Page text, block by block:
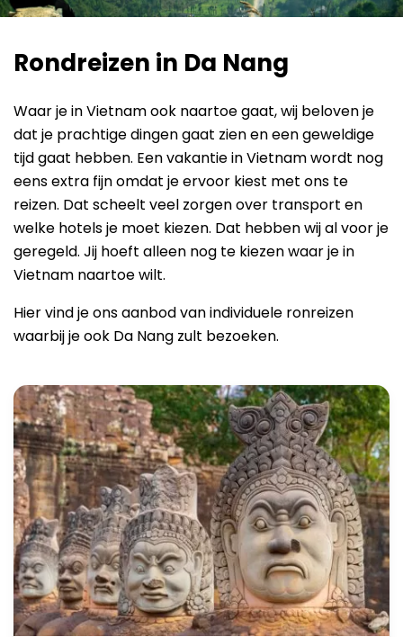
Rondreizen in Da Nang
Waar je in Vietnam ook naartoe gaat, wij beloven je
dat je prachtige dingen gaat zien en een geweldige
tijd gaat hebben. Een vakantie in Vietnam wordt nog
eens extra fijn omdat je ervoor kiest met ons te
reizen. Dat scheelt veel zorgen over transport en
welke hotels je moet kiezen. Dat hebben wij al voor je
geregeld. Jij hoeft alleen nog te kiezen waar je in
Vietnam naartoe wilt.
Hier vind je ons aanbod van individuele ronreizen
waarbij je ook Da Nang zult bezoeken.